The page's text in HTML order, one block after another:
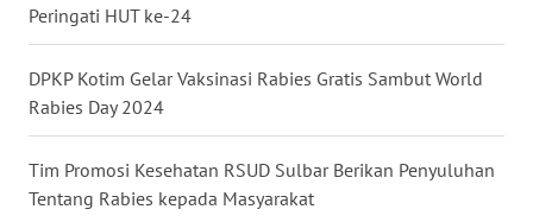
Peringati HUT ke-24
DPKP Kotim Gelar Vaksinasi Rabies Gratis Sambut World
Rabies Day 2024
Tim Promosi Kesehatan RSUD Sulbar Berikan Penyuluhan
Tentang Rabies kepada Masyarakat
SULSEL
GORONTALO
WN
SULUT